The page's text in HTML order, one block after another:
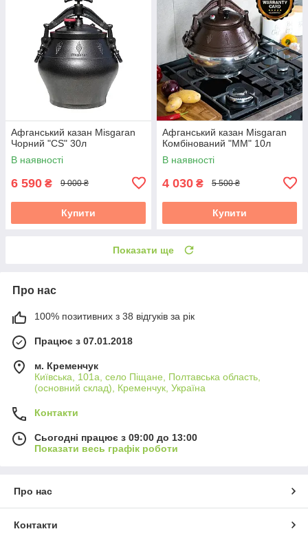
Афганський казан Misgaran
Чорний "CS" 30л
В наявності
6 590 ₴ 9 000 ₴
Купити
Афганський казан Misgaran
Комбінований "ММ" 10л
В наявності
4 030 ₴ 5 500 ₴
Купити
Показати ще
Про нас
100% позитивних з 38 відгуків за рік
Працює з 07.01.2018
м. Кременчук
Київська, 101а, село Піщане, Полтавська область,
(основний склад), Кременчук, Україна
Контакти
Сьогодні працює з 09:00 до 13:00
Показати весь графік роботи
Про нас
Контакти